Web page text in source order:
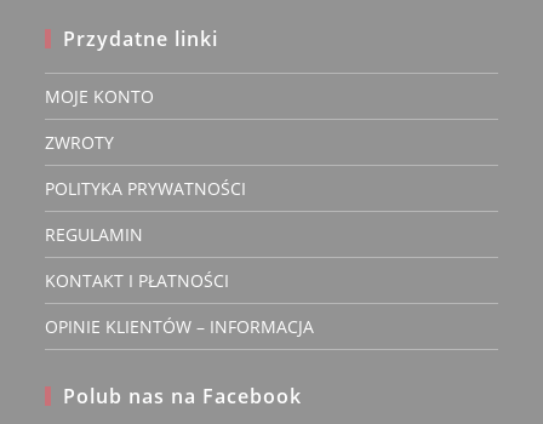
Przydatne linki
MOJE KONTO
ZWROTY
POLITYKA PRYWATNOŚCI
REGULAMIN
KONTAKT I PŁATNOŚCI
OPINIE KLIENTÓW – INFORMACJA
Polub nas na Facebook